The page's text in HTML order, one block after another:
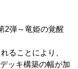
2弾～竜姫の覚醒
ることにより、
ッキ構築の幅が加